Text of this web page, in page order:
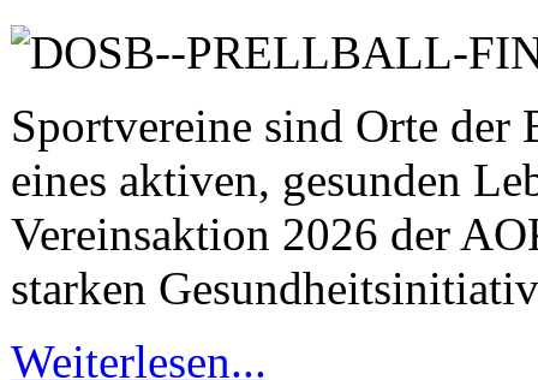
Sportvereine sind Orte der
eines aktiven, gesunden
Vereinsaktion 2026 der
starken
Weiterlesen...